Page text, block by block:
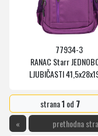
77934-3
RANAC Starr
LJUBIČASTI
strana1 od 7
«
prethodna